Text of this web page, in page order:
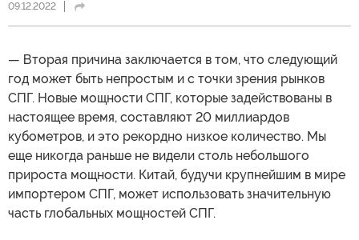
09.12.2022
— Вторая причина заключается в том, что следующий
год может быть непростым и с точки зрения рынков
СПГ. Новые мощности СПГ, которые задействованы в
настоящее время, составляют 20 миллиардов
кубометров, и это рекордно низкое количество. Мы
еще никогда раньше не видели столь небольшого
прироста мощности. Китай, будучи крупнейшим в мире
импортером СПГ, может использовать значительную
часть глобальных мощностей СПГ.